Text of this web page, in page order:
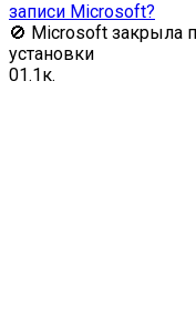
записи Microsoft?
🚫 Microsoft закрыла
установки
01.1к.